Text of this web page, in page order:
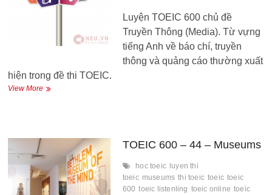
Luyện TOEIC 600 chủ đề
Truyền Thông (Media). Từ vựng
tiếng Anh về báo chí, truyền
thông và quảng cáo thường xuất
hiện trong đề thi TOEIC.
View MoreTOEIC
TOEIC 600 – 44 – Museums
hoc toeic luyen thi
toeic museums thi toeic toeic toeic
600 toeic listenling toeic online toeic